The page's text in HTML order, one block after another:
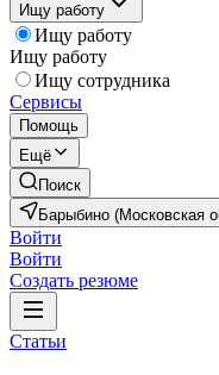
Ищу работу
Ищу работу
Ищу работу
Ищу сотрудника
Сервисы
Помощь
Ещё
Поиск
Барыбино (Московская
Войти
Войти
Создать резюме
Статьи